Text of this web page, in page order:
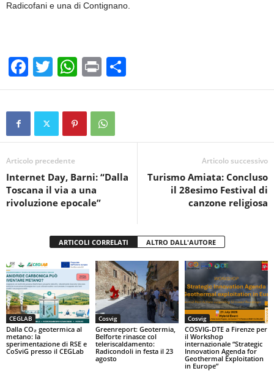
Radicofani e una di Contignano.
F
a
c
b
o
o
k
T
wi
tt
W
h
at
s
A
p
Pr
in
t
o
vi
Articolo precedente
Internet Day, Barni: “Dalla
Toscana il via a una
rivoluzione epocale”
Articolo successivo
Turismo Amiata: Concluso
il 28esimo Festival di
canzone religiosa
ARTICOLI CORRELATI ALTRO DALL'AUTORE
CEGLAB
Dalla CO₂ geotermica al
metano: la
sperimentazione di RSE e
CoSviG presso il CEGLab
Cosvig
Greenreport: Geotermia,
Belforte rinasce col
teleriscaldamento:
Radicondoli in festa il 23
agosto
Cosvig
COSVIG-DTE a Firenze per
il Workshop
internazionale “Strategic
Innovation Agenda for
Geothermal Exploitation
in Europe”